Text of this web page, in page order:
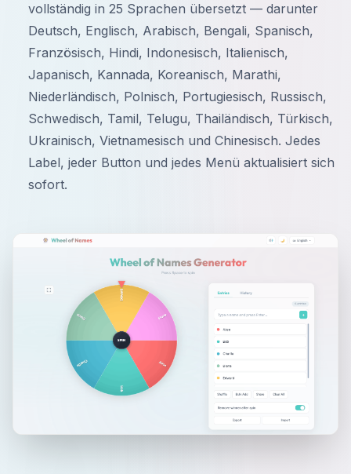
vollständig in 25 Sprachen übersetzt — darunter
Deutsch, Englisch, Arabisch, Bengali, Spanisch,
Französisch, Hindi, Indonesisch, Italienisch,
Japanisch, Kannada, Koreanisch, Marathi,
Niederländisch, Polnisch, Portugiesisch, Russisch,
Schwedisch, Tamil, Telugu, Thailändisch, Türkisch,
Ukrainisch, Vietnamesisch und Chinesisch. Jedes
Label, jeder Button und jedes Menü aktualisiert sich
sofort.